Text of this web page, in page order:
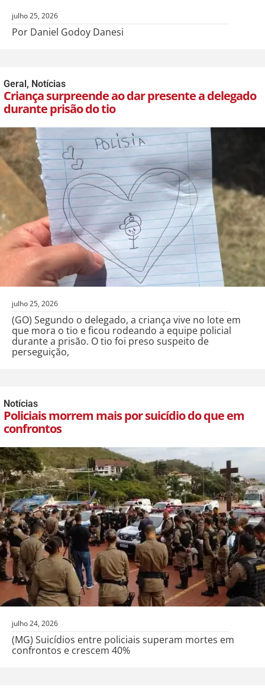
julho 25, 2026
Por Daniel Godoy Danesi
Geral, Notícias
Criança surpreende ao dar presente a delegado
durante prisão do tio
julho 25, 2026
(GO) Segundo o delegado, a criança vive no lote em
que mora o tio e ficou rodeando a equipe policial
durante a prisão. O tio foi preso suspeito de
perseguição,
Notícias
Policiais morrem mais por suicídio do que em
confrontos
julho 24, 2026
(MG) Suicídios entre policiais superam mortes em
confrontos e crescem 40%